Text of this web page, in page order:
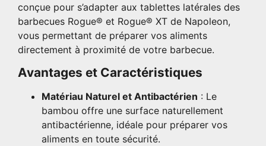
conçue pour s’adapter aux tablettes latérales des
barbecues Rogue® et Rogue® XT de Napoleon,
vous permettant de préparer vos aliments
directement à proximité de votre barbecue.
Avantages et Caractéristiques
Matériau Naturel et Antibactérien : Le
bambou offre une surface naturellement
antibactérienne, idéale pour préparer vos
aliments en toute sécurité.